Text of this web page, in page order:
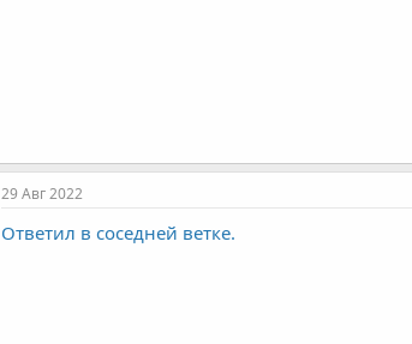
29 Авг 2022
Ответил в соседней ветке.